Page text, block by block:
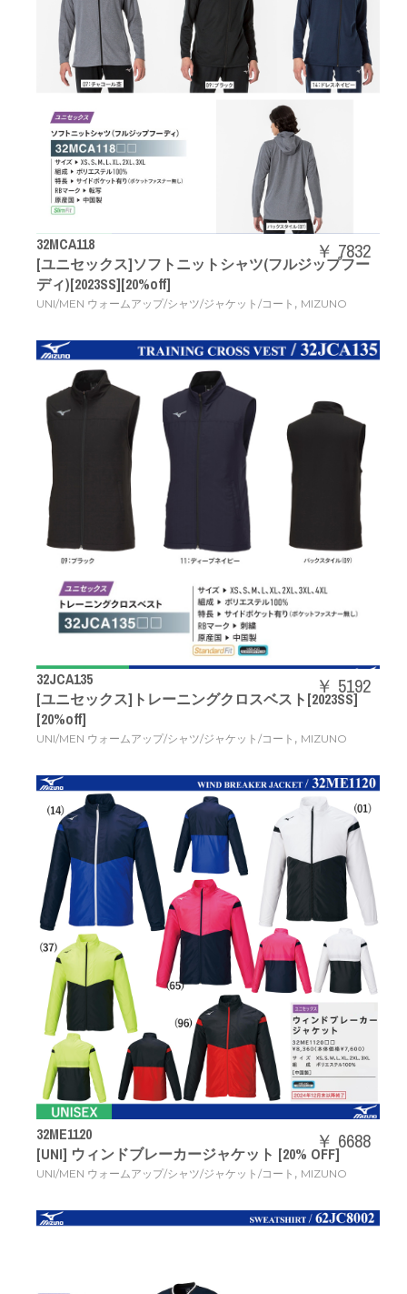
32MCA118
[ユニセックス]ソフトニットシャツ(フルジップフー
ディ)[2023SS][20%off]
UNI/MEN ウォームアップ/シャツ/ジャケット/コート , MIZUNO
￥ 7832
32JCA135
[ユニセックス]トレーニングクロスベスト[2023SS]
[20%off]
UNI/MEN ウォームアップ/シャツ/ジャケット/コート , MIZUNO
￥ 5192
32ME1120
[UNI] ウィンドブレーカージャケット [20% OFF]
UNI/MEN ウォームアップ/シャツ/ジャケット/コート , MIZUNO
￥ 6688